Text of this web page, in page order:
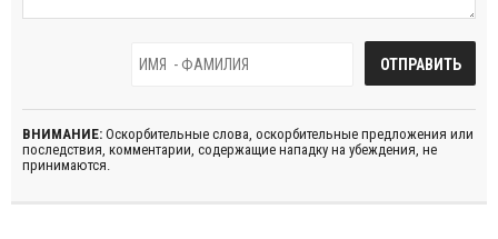
ВНИМАНИЕ: Оскорбительные слова, оскорбительные предложения или
последствия, комментарии, содержащие нападку на убеждения, не
принимаются.